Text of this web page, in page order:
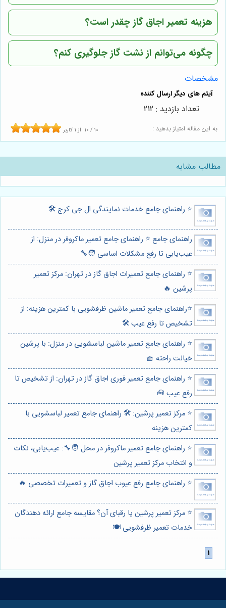
هزینه تعمیر اجاق گاز چقدر است؟
چگونه می‌توانم از نشت گاز جلوگیری کنم؟
مشخصات
به این مقاله امتیاز بدهید : 10 / 10 از 1 کاربر
تعداد بازدید : 212
مطالب مشابه
⭐️ راهنمای جامع خدمات نمایندگی ال جی کرج 🛠️
راهنمای جامع ⭐️ راهنمای جامع تعمیر ماکروفر در منزل: از
عیب‌یابی تا رفع مشکلات اساسی 🧑‍🔧
⭐️ راهنمای جامع تعمیرات اجاق گاز در تهران: مرکز تعمیر
پرشین 🔥
⭐️راهنمای جامع تعمیر ماشین ظرفشویی با کمترین هزینه: از
تشخیص تا رفع عیب 🛠️
⭐️ راهنمای جامع تعمیر ماشین لباسشویی در منزل: با پرشین
خیالت راحته 🧺
⭐️ راهنمای جامع تعمیر فوری اجاق گاز در تهران: از تشخیص تا
رفع عیب 🧰
⭐️ مرکز تعمیر پرشین: 🛠️ راهنمای جامع تعمیر لباسشویی با
کمترین هزینه
⭐️ راهنمای جامع تعمیر ماکروفر در محل 🧑‍🔧: عیب‌یابی، نکات
و انتخاب مرکز تعمیر پرشین
⭐️ راهنمای جامع رفع عیوب اجاق گاز و تعمیرات تخصصی 🔥
⭐️ مرکز تعمیر پرشین یا رقبای آن؟ مقایسه جامع ارائه دهندگان
خدمات تعمیر ظرفشویی 🍽️